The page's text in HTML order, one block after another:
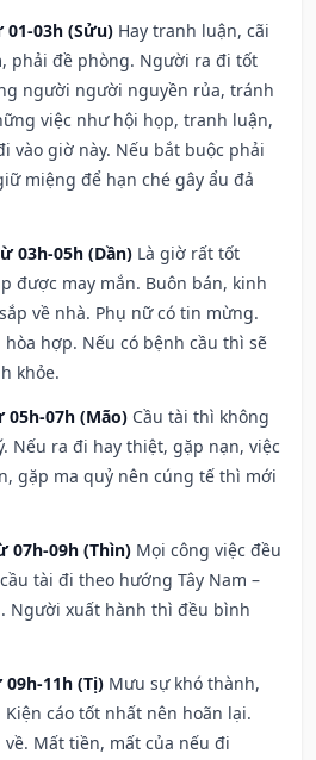
01-03h (Sửu) Hay tranh luận, cãi
phải đề phòng. Người ra đi tốt
người người nguyền rủa, tránh
việc như hội họp, tranh luận,
vào giờ này. Nếu bắt buộc phải
miệng để hạn ché gây ẩu đả
03h-05h (Dần) Là giờ rất tốt
được may mắn. Buôn bán, kinh
về nhà. Phụ nữ có tin mừng.
hợp. Nếu có bệnh cầu thì sẽ
khỏe.
05h-07h (Mão) Cầu tài thì không
Nếu ra đi hay thiệt, gặp nạn, việc
gặp ma quỷ nên cúng tế thì mới
07h-09h (Thìn) Mọi công việc đều
tài đi theo hướng Tây Nam –
Người xuất hành thì đều bình
11h (Tị) Mưu sự khó thành,
cáo tốt nhất nên hoãn lại.
Mất tiền, mất của nếu đi